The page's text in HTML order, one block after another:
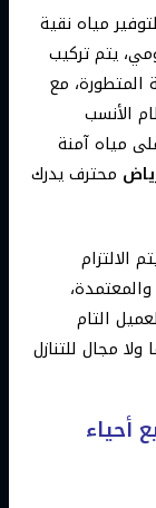
لتوفير مياه نقية
يتم تركيب
المتطورة، مع
الأنسب
مياه آمنة
محترف يدرك
الالتزام
التام
مجال للتنازل
أحياء